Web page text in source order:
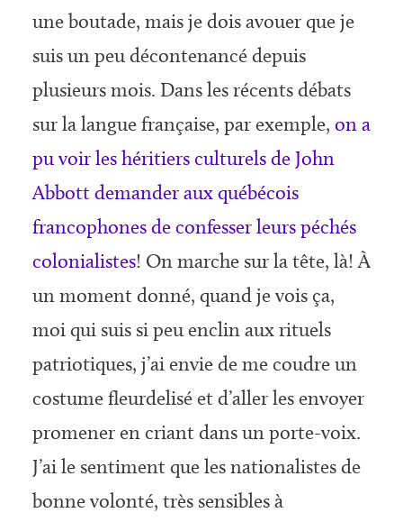
une boutade, mais je dois avouer que je
suis un peu décontenancé depuis
plusieurs mois. Dans les récents débats
sur la langue française, par exemple, on a
pu voir les héritiers culturels de John
Abbott demander aux québécois
francophones de confesser leurs péchés
colonialistes! On marche sur la tête, là! À
un moment donné, quand je vois ça,
moi qui suis si peu enclin aux rituels
patriotiques, j’ai envie de me coudre un
costume fleurdelisé et d’aller les envoyer
promener en criant dans un porte-voix.
J’ai le sentiment que les nationalistes de
bonne volonté, très sensibles à